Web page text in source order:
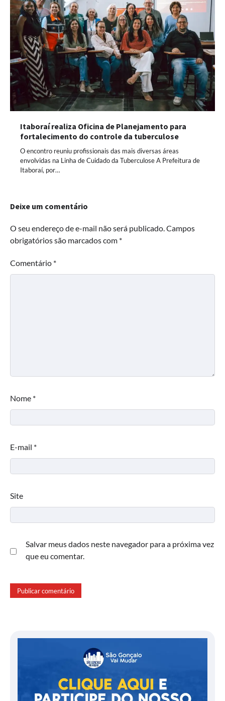
Itaboraí realiza Oficina de Planejamento para
fortalecimento do controle da tuberculose
O encontro reuniu profissionais das mais diversas áreas
envolvidas na Linha de Cuidado da Tuberculose A Prefeitura de
Itaboraí, por…
Deixe um comentário
O seu endereço de e-mail não será publicado.Campos
obrigatórios são marcados com *
Comentário *
Nome *
E-mail *
Site
Salvar meus dados neste navegador para a próxima vez
que eu comentar.